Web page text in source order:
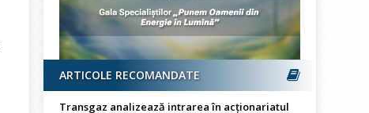
ARTICOLE RECOMANDATE
Transgaz analizează intrarea în acționariatul